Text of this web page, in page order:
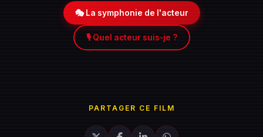
🎭 La symphonie de l'acteur
🎙️ Quel acteur suis-je ?
PARTAGER CE FILM